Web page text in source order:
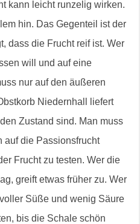
kann leicht runzelig wirken.
hin. Das Gegenteil ist der
dass die Frucht reif ist. Wer
will und auf eine
nur auf den äußeren
Niedernhall liefert
Zustand sind. Man muss
auf die Passionsfrucht
Frucht zu testen. Wer die
greift etwas früher zu. Wer
Süße und wenig Säure
bis die Schale schön